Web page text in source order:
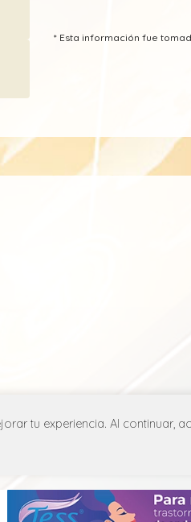
* Esta información fue
tu experiencia. Al continuar,